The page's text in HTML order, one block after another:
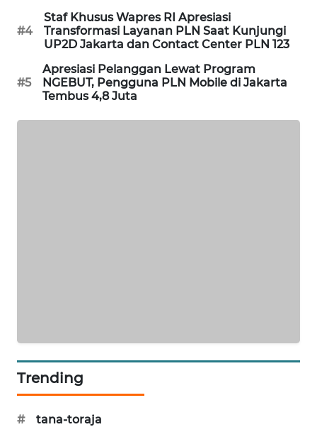
#4
Staf Khusus Wapres RI Apresiasi
Transformasi Layanan PLN Saat Kunjungi
UP2D Jakarta dan Contact Center PLN 123
#5
Apresiasi Pelanggan Lewat Program
NGEBUT, Pengguna PLN Mobile di Jakarta
Tembus 4,8 Juta
Trending
#
tana-toraja
WAHANA
HEALTH
WAHANA
DESA
WISATA
WALINKI
ID
MAWAKA
ID